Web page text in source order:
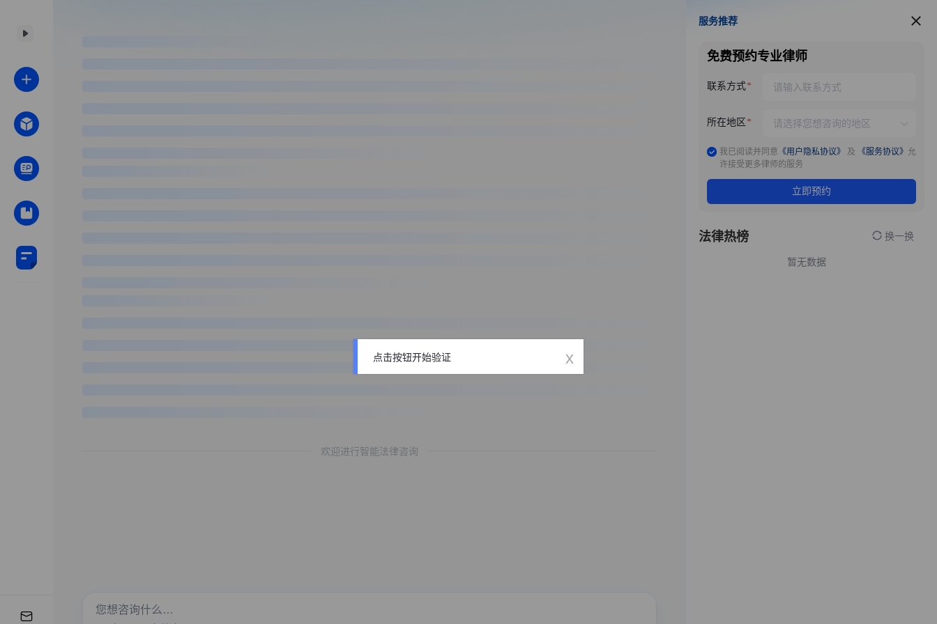
欢迎进行智能法律咨询
服务推荐
服务推荐
免费预约专业律师
联系方式
所在地区
我已阅读并同意 《用户隐私协议》 及 《服务协议》 允
许接受更多律师的服务
立即预约
法律热榜 换一换
暂无数据
点击按钮开始验证 x